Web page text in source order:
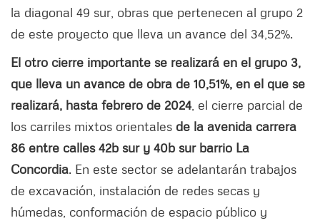
la diagonal 49 sur, obras que pertenecen al grupo 2
de este proyecto que lleva un avance del 34,52%.
El otro cierre importante se realizará en el grupo 3,
que lleva un avance de obra de 10,51%, en el que se
realizará, hasta febrero de 2024, el cierre parcial de
los carriles mixtos orientales de la avenida carrera
86 entre calles 42b sur y 40b sur barrio La
Concordia. En este sector se adelantarán trabajos
de excavación, instalación de redes secas y
húmedas, conformación de espacio público y